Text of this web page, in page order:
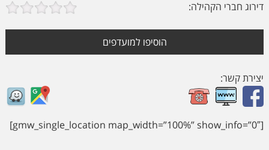
דירוג חברי הקהילה:
הוסיפו למועדפים
יצירת קשר:
[gmw_single_location map_width=”100%” show_info=”0″]